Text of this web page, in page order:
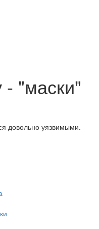
- "маски"
довольно уязвимыми.